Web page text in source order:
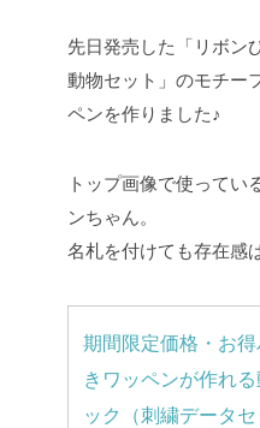
先日発売した「リボン
動物セット」のモチー
ペンを作りました♪
トップ画像で使ってい
ンちゃん。
名札を付けても存在感
期間限定価格・お
きワッペンが作れ
ック（刺繍データ